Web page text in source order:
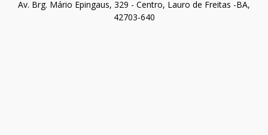
Av. Brg. Mário Epingaus, 329 - Centro, Lauro de Freitas -BA,
42703-640